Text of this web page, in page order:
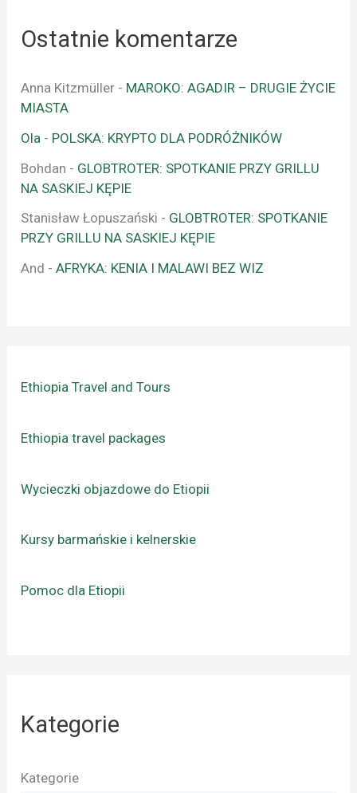
Ostatnie komentarze
Anna Kitzmüller - MAROKO: AGADIR – DRUGIE ŻYCIE
MIASTA
Ola - POLSKA: KRYPTO DLA PODRÓŻNIKÓW
Bohdan - GLOBTROTER: SPOTKANIE PRZY GRILLU
NA SASKIEJ KĘPIE
Stanisław Łopuszański - GLOBTROTER: SPOTKANIE
PRZY GRILLU NA SASKIEJ KĘPIE
And -AFRYKA: KENIA I MALAWI BEZ WIZ
Ethiopia Travel and Tours
Ethiopia travel packages
Wycieczki objazdowe do Etiopii
Kursy barmańskie i kelnerskie
Pomoc dla Etiopii
Kategorie
Kategorie